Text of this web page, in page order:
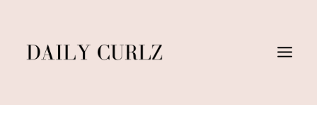
Contenido